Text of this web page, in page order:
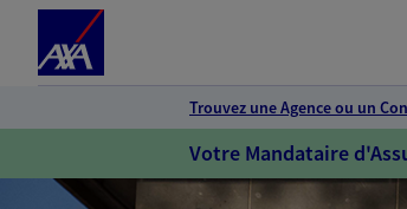
Trouvez une Agence ou un
Votre Mandataire